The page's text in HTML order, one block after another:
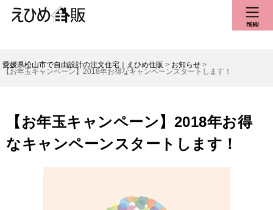
愛媛県松山市で自由設計の注文住宅｜えひめ住販 > お知らせ >
【お年玉キャンペーン】2018年お得なキャンペーンスタートします！
【お年玉キャンペーン】2018年お得
なキャンペーンスタートします！